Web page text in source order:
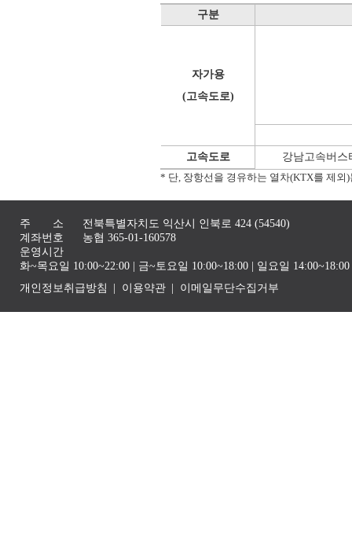
구분
자가용
(고속도로)
고속도로
강남고속버스
* 단, 장항선을 경유하는 열차(KTX를 제외
주 소
전북특별자치도 익산시 인북로 424 (54540)
계좌번호
농협 365-01-160578
운영시간
화~목요일 10:00~22:00 | 금~토요일 10:00~18:00 | 일요일
개인정보취급방침
이용약관 이메일무단수집거부